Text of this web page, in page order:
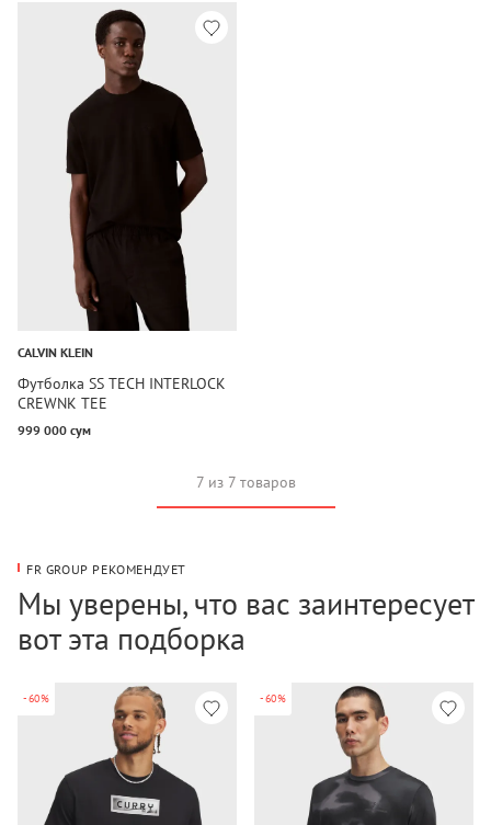
CALVIN KLEIN
Футболка SS TECH INTERLOCK
CREWNK TEE
999 000 сум
7 из 7 товаров
FR GROUP РЕКОМЕНДУЕТ
Мы уверены, что вас заинтересует
вот эта подборка
-60% -60%